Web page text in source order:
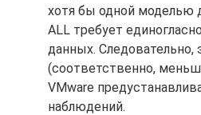
хотя бы одной моделью
ALL требует
данных.
(соответственно,
VMware
наблюдений.